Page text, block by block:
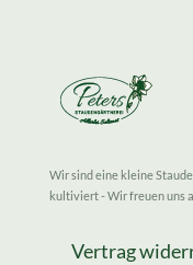
Wir sind eine kleine
kultiviert - Wir freuen uns
Vertrag